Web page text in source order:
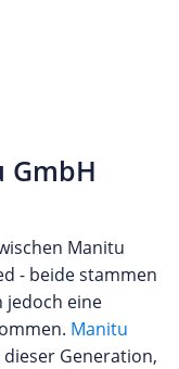
GmbH
Manitu
- beide stammen
jedoch eine
Manitu
Generation,